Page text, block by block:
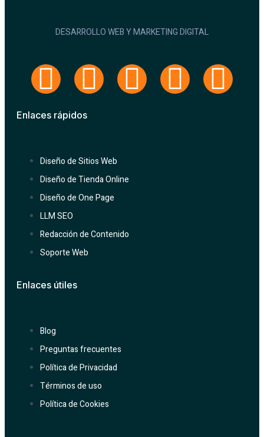
DESARROLLO WEB Y MARKETING DIGITAL
Enlaces rápidos
Diseño de Sitios Web
Diseño de Tienda Online
Diseño de One Page
LLM SEO
Redacción de Contenido
Soporte Web
Enlaces útiles
Blog
Preguntas frecuentes
Política de Privacidad
Términos de uso
Política de Cookies